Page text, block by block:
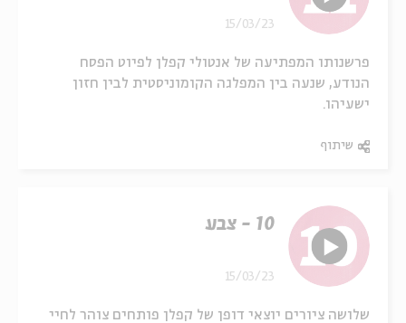
15/03/23
פרשנותו המפתיעה של אנטולי קפלן לפיוט הפסח
הנודע, שנעה בין המפלגה הקומוניסטית לבין חזון
ישעיהו.
שיתוף
10 - צבע
15/03/23
שלושה ציורים יוצאי דופן של קפלן פותחים צוהר לחיי